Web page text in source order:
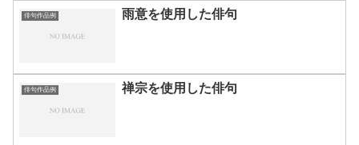
俳句作品例 雨意を使用した俳句
俳句作品例 禅宗を使用した俳句